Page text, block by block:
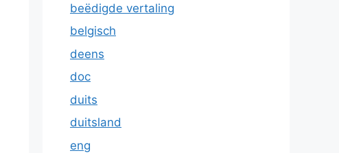
beëdigde vertaling
belgisch
deens
doc
duits
duitsland
eng